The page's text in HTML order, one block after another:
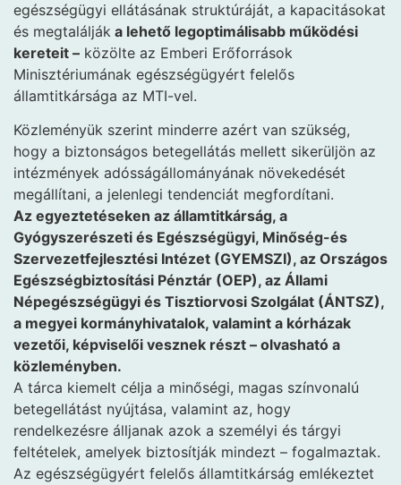
egészségügyi ellátásának struktúráját, a kapacitásokat
és megtalálják a lehető legoptimálisabb működési
kereteit – közölte az Emberi Erőforrások
Minisztériumának egészségügyért felelős
államtitkársága az MTI-vel.
Közleményük szerint minderre azért van szükség,
hogy a biztonságos betegellátás mellett sikerüljön az
intézmények adósságállományának növekedését
megállítani, a jelenlegi tendenciát megfordítani.
Az egyeztetéseken az államtitkárság, a
Gyógyszerészeti és Egészségügyi, Minőség-és
Szervezetfejlesztési Intézet (GYEMSZI), az Országos
Egészségbiztosítási Pénztár (OEP), az Állami
Népegészségügyi és Tisztiorvosi Szolgálat (ÁNTSZ),
a megyei kormányhivatalok, valamint a kórházak
vezetői, képviselői vesznek részt – olvasható a
közleményben.
A tárca kiemelt célja a minőségi, magas színvonalú
betegellátást nyújtása, valamint az, hogy
rendelkezésre álljanak azok a személyi és tárgyi
feltételek, amelyek biztosítják mindezt – fogalmaztak.
Az egészségügyért felelős államtitkárság emlékeztet